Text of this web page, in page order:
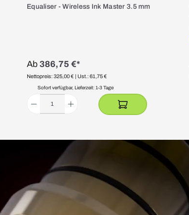
Equaliser - Wireless Ink Master 3.5 mm
Ab 386,75 €*
Nettopreis: 325,00 € | Ust.: 61,75 €
Sofort verfügbar, Lieferzeit: 1-3 Tage